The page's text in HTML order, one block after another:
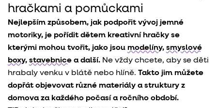
hračkami a pomůckami
Nejlepším způsobem, jak podpořit vývoj jemné
motoriky, je pořídit dětem kreativní hračky se
kterými mohou tvořit, jako jsou modelíny, smyslové
boxy, stavebnice a další. Ne vždy chcete, aby se děti
hrabaly venku v blátě nebo hlíně. Takto jim můžete
dopřát objevovat různé materiály a struktury z
domova za každého počasí a ročního období.